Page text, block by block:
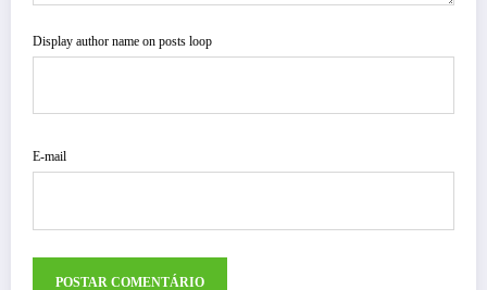
Display author name on posts loop
E-mail